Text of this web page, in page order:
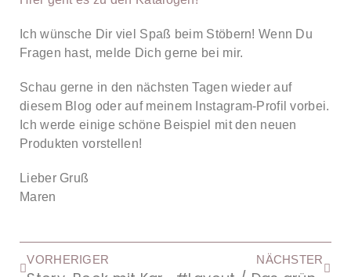
Ich wünsche Dir viel Spaß beim Stöbern! Wenn Du
Fragen hast, melde Dich gerne bei mir.
Schau gerne in den nächsten Tagen wieder auf
diesem Blog oder auf meinem Instagram-Profil vorbei.
Ich werde einige schöne Beispiel mit den neuen
Produkten vorstellen!
Lieber Gruß
Maren
VORHERIGER NÄCHSTER